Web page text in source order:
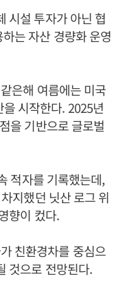
시설 투자가 아닌 협
는 자산 경량화 운영
은해 여름에는 미국
시작한다. 2025년
을 기반으로 글로벌
적자를 기록했는데,
지했던 닛산 로그 위
향이 컸다.
친환경차를 중심으
것으로 전망된다.